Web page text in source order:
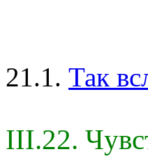
21.1. Так
III.22.